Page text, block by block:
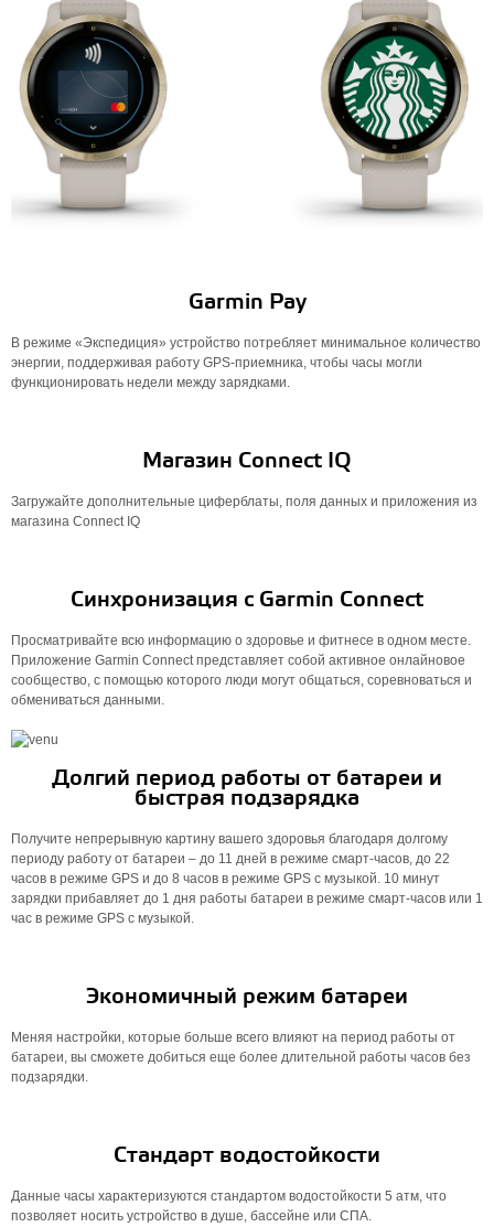
Garmin Pay
В режиме «Экспедиция» устройство потребляет минимальное количество
энергии, поддерживая работу GPS-приемника, чтобы часы могли
функционировать недели между зарядками.
Магазин Connect IQ
Загружайте дополнительные циферблаты, поля данных и приложения из
магазина Connect IQ
Синхронизация с Garmin Connect
Просматривайте всю информацию о здоровье и фитнесе в одном месте.
Приложение Garmin Connect представляет собой активное онлайновое
сообщество, с помощью которого люди могут общаться, соревноваться и
обмениваться данными.
Долгий период работы от батареи и
быстрая подзарядка
Получите непрерывную картину вашего здоровья благодаря долгому
периоду работу от батареи – до 11 дней в режиме смарт-часов, до 22
часов в режиме GPS и до 8 часов в режиме GPS с музыкой. 10 минут
зарядки прибавляет до 1 дня работы батареи в режиме смарт-часов или 1
час в режиме GPS с музыкой.
Экономичный режим батареи
Меняя настройки, которые больше всего влияют на период работы от
батареи, вы сможете добиться еще более длительной работы часов без
подзарядки.
Стандарт водостойкости
Данные часы характеризуются стандартом водостойкости 5 атм, что
позволяет носить устройство в душе, бассейне или СПА.